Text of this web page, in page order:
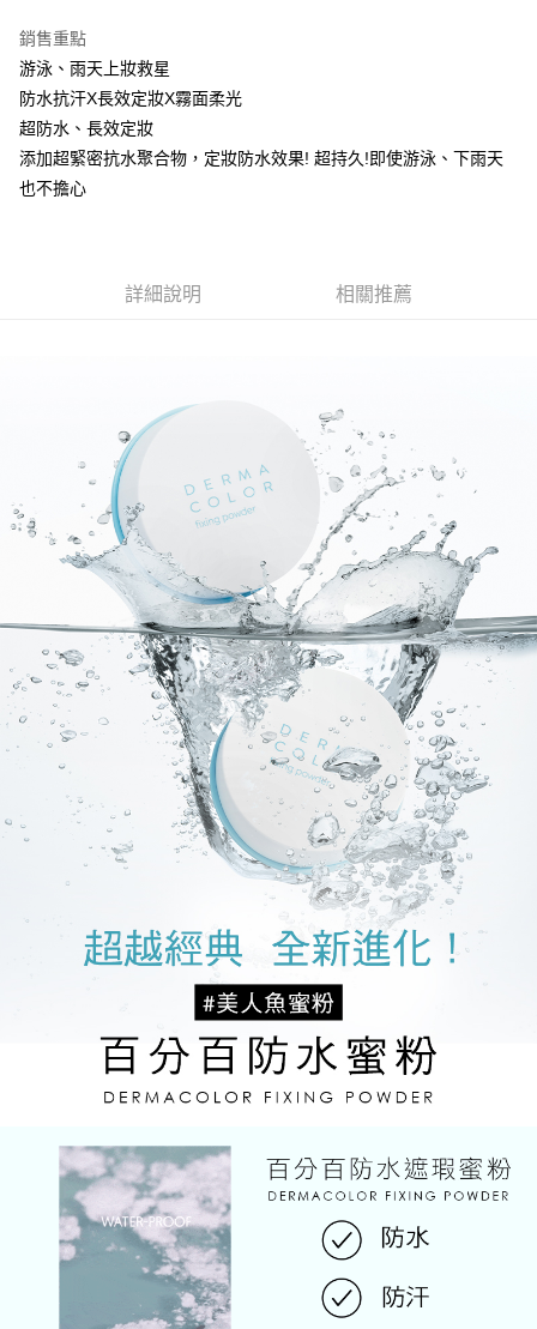
Google Pay
全盈+PAY
【關於「AFTEE先享後付」】
２．便利：只要手機號碼，簡訊認證，即可結帳。
２．訂單成立數日內，您將收到繳費通知簡訊。
３．收到繳費通知簡訊後14天內，點擊此簡訊中的連結，可透過四大超商／
ATM／網路銀行／等多元方式進行付款，方視為交易完成。
※ 請注意：結帳手續完成當下不需立刻繳費，但若您需要取消訂單，請聯絡
購買商品的店家。未經商家同意取消之訂單仍視為有效，需透過AFTEE先享
後付繳納相關費用。
※ 交易是否成功請以「AFTEE先享後付 」之結帳頁面顯示為準，若有關於
是否繳費成功／繳費後需取消欲退款等相關疑問，請聯繫「AFTEE先享後付
客戶支援中心」
https://netprotections.freshdesk.com/support/home
【注意事項】
１．透過由恩沛科技股份有限公司提供之「AFTEE先享後付」服務完成之交
易，需依本服務之必要範圍內提供個人資料，並將交易相關給付款項請求債
權轉讓予恩沛科技股份有限公司。
２．關於個人資料處理事宜，請瀏覽以下網址：
https://aftee.tw/terms/#terms3
３．未成年的使用者請事先徵得法定代理人或監護人之同意方可使用
「AFTEE先享後付」，若未經同意申辦者引起之損失，本公司不負相關責
４．使用「AFTEE先享後付」時，將依據個別帳號之用戶狀況，依本公司即
時審查核予不同之上限額度；若仍有額度不足之情形，本公司將視審查結果
請求用戶進行身份認證。
５．嚴禁一人註冊多個帳號或使用他人資訊註冊。若發現惡意使用之情形，
恩沛科技股份有限公司將有權停止該用戶之使用額度並採取法律行動。
每筆NT$80，滿NT$800(含以上)免運費
每筆NT$80，滿NT$800(含以上)免運費
付款後7-11取貨
每筆NT$80，滿NT$800(含以上)免運費
每筆NT$80，滿NT$800(含以上)免運費
國家/地區配送 查看運費
銷售重點
游泳、雨天上妝救星
防水抗汗X長效定妝X霧面柔光
超防水、長效定妝
添加超緊密抗水聚合物，定妝防水效果! 超持久!即使游泳、下雨天
也不擔心
詳細說明 相關推薦